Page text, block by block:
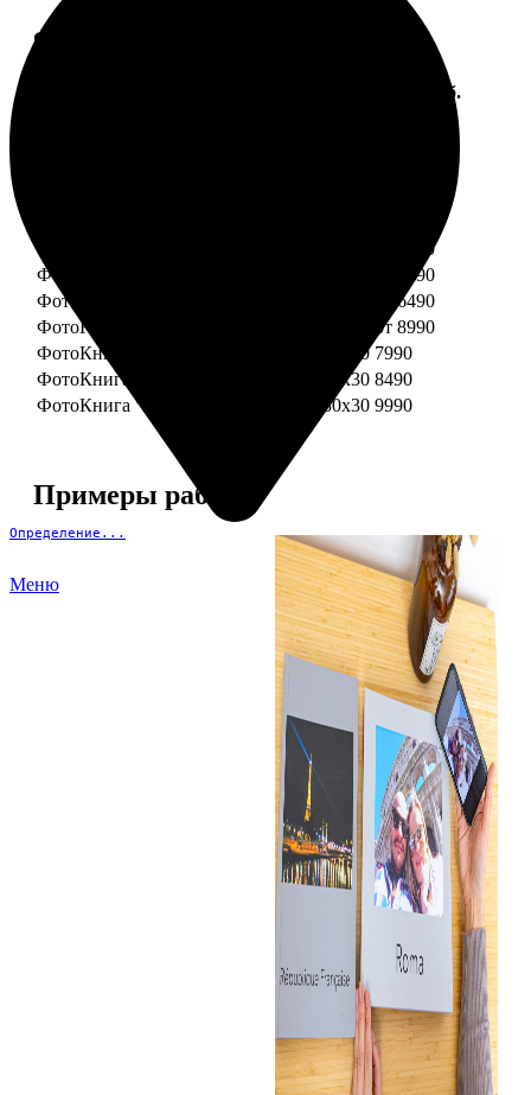
Определение...
Меню
Форматы и цены
Цена, руб.
ФотоКнига "Премиум" 20x30
от 4990
ФотоКнига "Премиум" 25x25
от 5990
ФотоКнига "Премиум" 30x30
от 6490
ФотоКнига "Премиум" 30x45
от 8990
ФотоКнига "Премиум" Свадебная 20x20 7990
ФотоКнига "Премиум" Свадебная 20x30 8490
ФотоКнига "Премиум" Свадебная 30x30 9990
Примеры работ